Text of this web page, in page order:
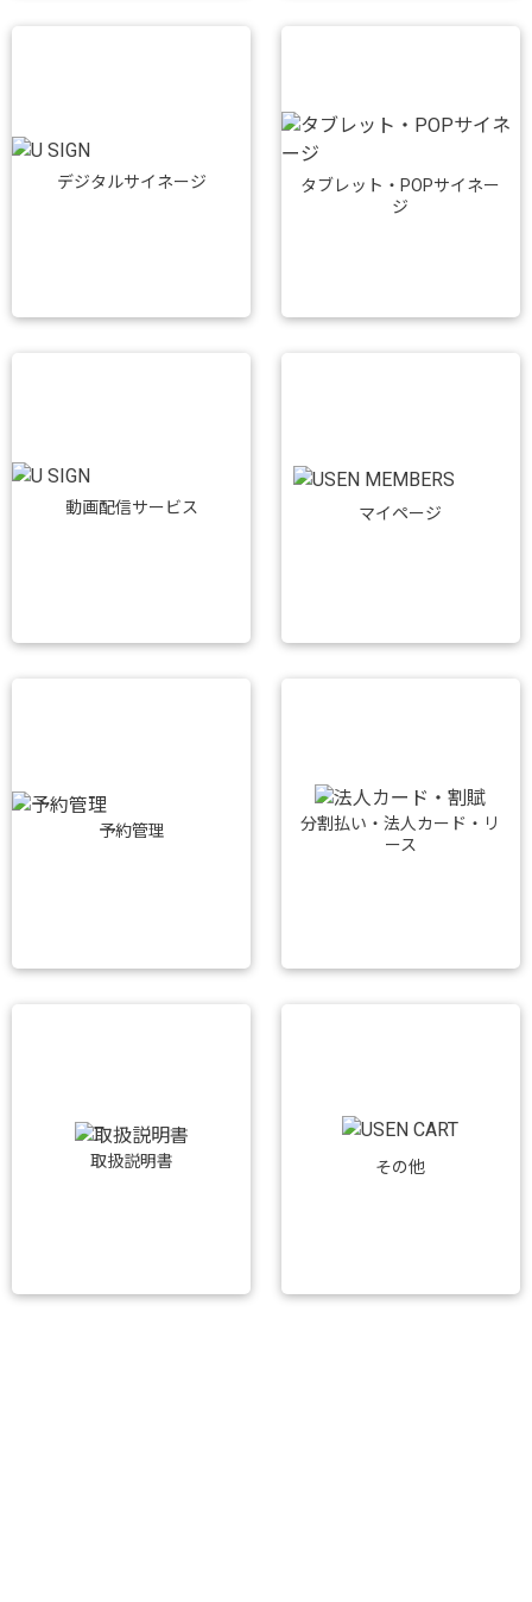
デジタルサイネージ
タブレット・POPサイネー
ジ
動画配信サービス マイページ
予約管理
分割払い・法人カード・リ
ース
取扱説明書 その他